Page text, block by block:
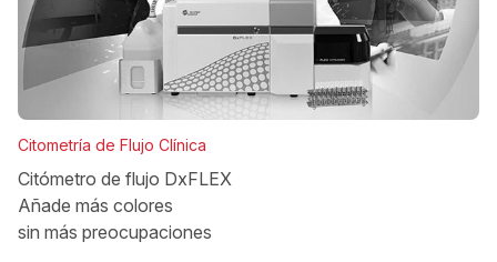
Citometría de Flujo Clínica
Citómetro de flujo DxFLEX
Añade más colores
sin más preocupaciones